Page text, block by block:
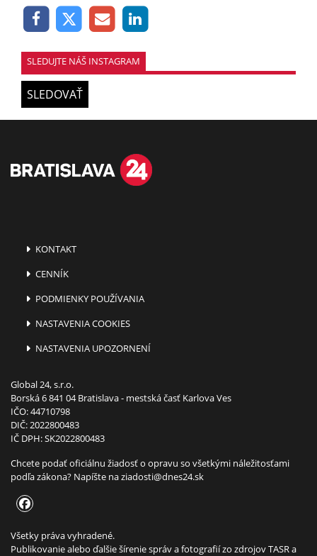
SLEDUJTE NÁŠ INSTAGRAM
SLEDOVAŤ
KONTAKT
CENNÍK
PODMIENKY POUŽÍVANIA
NASTAVENIA COOKIES
NASTAVENIA UPOZORNENÍ
Global 24, s.r.o.
Borská 6 841 04 Bratislava - mestská časť Karlova Ves
IČO: 44710798
DIČ: 2022800483
IČ DPH: SK2022800483
Chcete podať oficiálnu žiadosť o opravu so všetkými náležitosťami
podľa zákona? Napíšte naziadosti@dnes24.sk
Všetky práva vyhradené.
Publikovanie alebo ďalšie šírenie správ a fotografií zo zdrojov TASR a